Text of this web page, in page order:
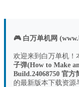
🎮 白万单机网
欢迎来到白万单机！
子弹(How to Make
Build.24068750 官方
的最新版本下载资源